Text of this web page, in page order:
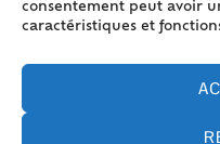
consentement peut avoir
caractéristiques et
Politique